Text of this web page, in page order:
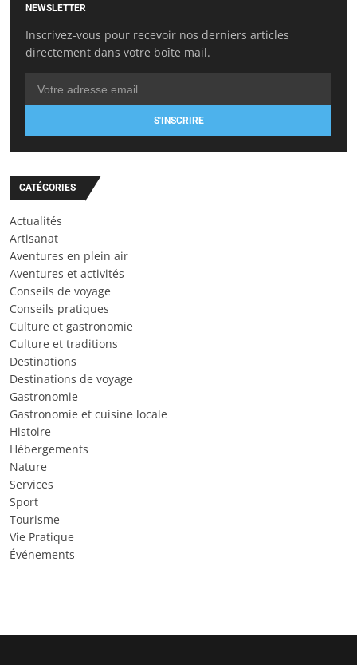
NEWSLETTER
Inscrivez-vous pour recevoir nos derniers articles
directement dans votre boîte mail.
S'INSCRIRE
CATÉGORIES
Actualités
Artisanat
Aventures en plein air
Aventures et activités
Conseils de voyage
Conseils pratiques
Culture et gastronomie
Culture et traditions
Destinations
Destinations de voyage
Gastronomie
Gastronomie et cuisine locale
Histoire
Hébergements
Nature
Services
Sport
Tourisme
Vie Pratique
Événements